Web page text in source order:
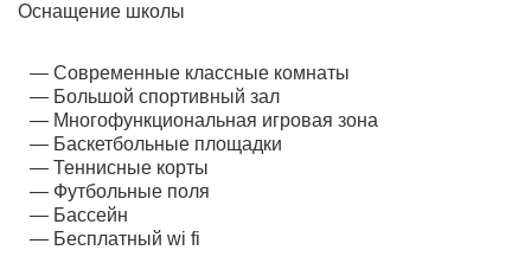
Оснащение школы
Современные классные комнаты
Большой спортивный зал
Многофункциональная игровая зона
Баскетбольные площадки
Теннисные корты
Футбольные поля
Бассейн
Бесплатный wi fi